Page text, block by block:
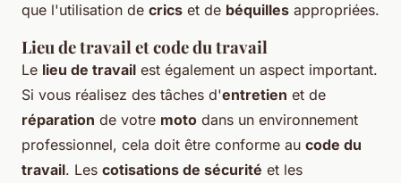
que l'utilisation de crics et de béquilles appropriées.
Lieu de travail et code du travail
Le lieu de travail est également un aspect important.
Si vous réalisez des tâches d'entretien et de
réparation de votre moto dans un environnement
professionnel, cela doit être conforme au code du
travail. Les cotisations de sécurité et les